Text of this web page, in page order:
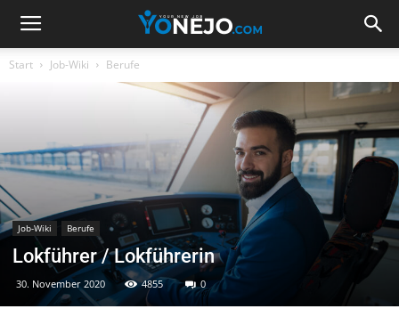
Start Job-Wiki Berufe
Job-Wiki Berufe
Lokführer / Lokführerin
30. November 2020 4855 0